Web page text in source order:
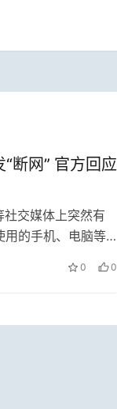
断网” 官方回应
交媒体上突然有
用的手机、电脑等
0 0